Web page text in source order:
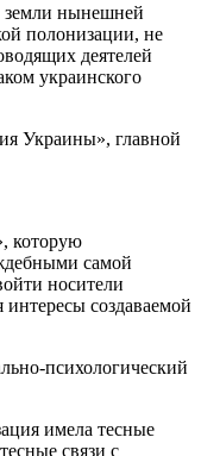
земли нынешней
полонизации, не
деятелей
украинского
Украины», главной
которую
самой
носители
создаваемой
психологический
имела тесные
связи с